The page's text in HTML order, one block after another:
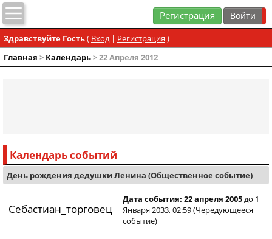
Регистрация
Здравствуйте Гость( Вход| Регистрация )
Главная > Календарь> 22 Апреля 2012
Календарь событий
День рождения дедушки Ленина (Общественное событие)
Себастиан_торговец
Дата события: 22 апреля 2005до 1
Января 2033, 02:59 (Чередующееся
событие)